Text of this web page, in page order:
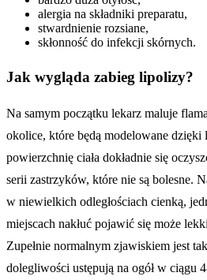
alergia na składniki preparatu,
stwardnienie rozsiane,
skłonność do infekcji skórnych.
Jak wygląda zabieg lipolizy?
Na samym początku lekarz maluje
okolice, które będą modelowane dzięki
powierzchnię ciała dokładnie się
serii zastrzyków, które nie są bolesne.
w niewielkich odległościach cienką,
miejscach nakłuć pojawić się może
Zupełnie normalnym zjawiskiem jest
dolegliwości ustępują na ogół w ciągu